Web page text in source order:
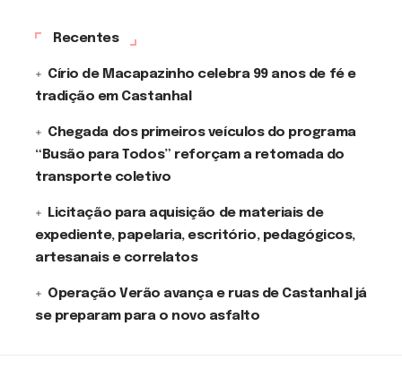
Recentes
Círio de Macapazinho celebra 99 anos de fé e
tradição em Castanhal
Chegada dos primeiros veículos do programa
“Busão para Todos” reforçam a retomada do
transporte coletivo
Licitação para aquisição de materiais de
expediente, papelaria, escritório, pedagógicos,
artesanais e correlatos
Operação Verão avança e ruas de Castanhal já
se preparam para o novo asfalto